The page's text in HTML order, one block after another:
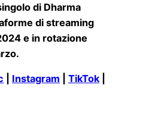
di Dharma
di streaming
e in rotazione
Instagram TikTok